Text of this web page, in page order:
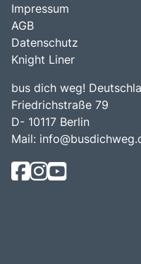
Impressum
AGB
Datenschutz
Knight Liner
bus dich weg!
Friedrichstraße 79
D- 10117 Berlin
Mail: